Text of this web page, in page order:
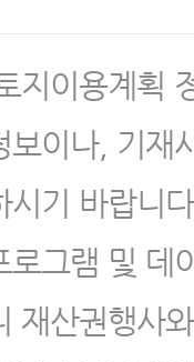
지이용계획
보이나, 기재
시기 바랍니
로그램 및 데
재산권행사